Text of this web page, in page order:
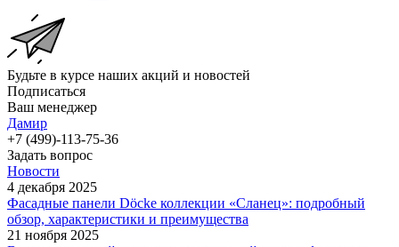
Будьте в курсе наших акций и новостей
Подписаться
Ваш менеджер
Дамир
+7 (499)-113-75-36
Задать вопрос
Новости
4 декабря 2025
Фасадные панели Döcke коллекции «Сланец»: подробный
обзор, характеристики и преимущества
21 ноября 2025